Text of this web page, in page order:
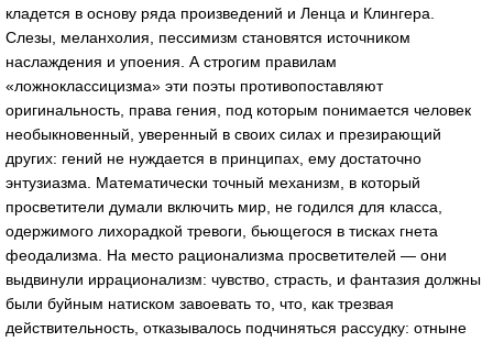
кладется в основу ряда произведений и Ленца и Клингера.
Слезы, меланхолия, пессимизм становятся источником
наслаждения и упоения. А строгим правилам
«ложноклассицизма» эти поэты противопоставляют
оригинальность, права гения, под которым понимается человек
необыкновенный, уверенный в своих силах и презирающий
других: гений не нуждается в принципах, ему достаточно
энтузиазма. Математически точный механизм, в который
просветители думали включить мир, не годился для класса,
одержимого лихорадкой тревоги, бьющегося в тисках гнета
феодализма. На место рационализма просветителей — они
выдвинули иррационализм: чувство, страсть, и фантазия должны
были буйным натиском завоевать то, что, как трезвая
действительность, отказывалось подчиняться рассудку: отныне